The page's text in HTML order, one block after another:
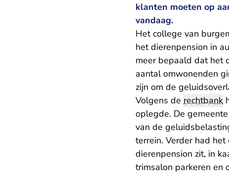
klanten moeten op
vandaag.
Het college van
het dierenpension in
meer bepaald dat het
aantal omwonenden
zijn om de
Volgens de rechtbank
oplegde. De
van de
terrein. Verder had
dierenpension zit, in
trimsalon parkeren en